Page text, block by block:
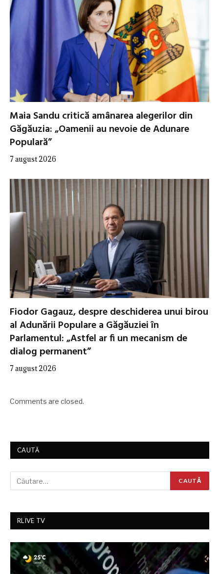
Maia Sandu critică amânarea alegerilor din
Găgăuzia: „Oamenii au nevoie de Adunare
Populară”
7 august 2026
Fiodor Gagauz, despre deschiderea unui birou
al Adunării Populare a Găgăuziei în
Parlamentul: „Astfel ar fi un mecanism de
dialog permanent”
7 august 2026
Comments are closed.
CAUTĂ
RLIVE TV